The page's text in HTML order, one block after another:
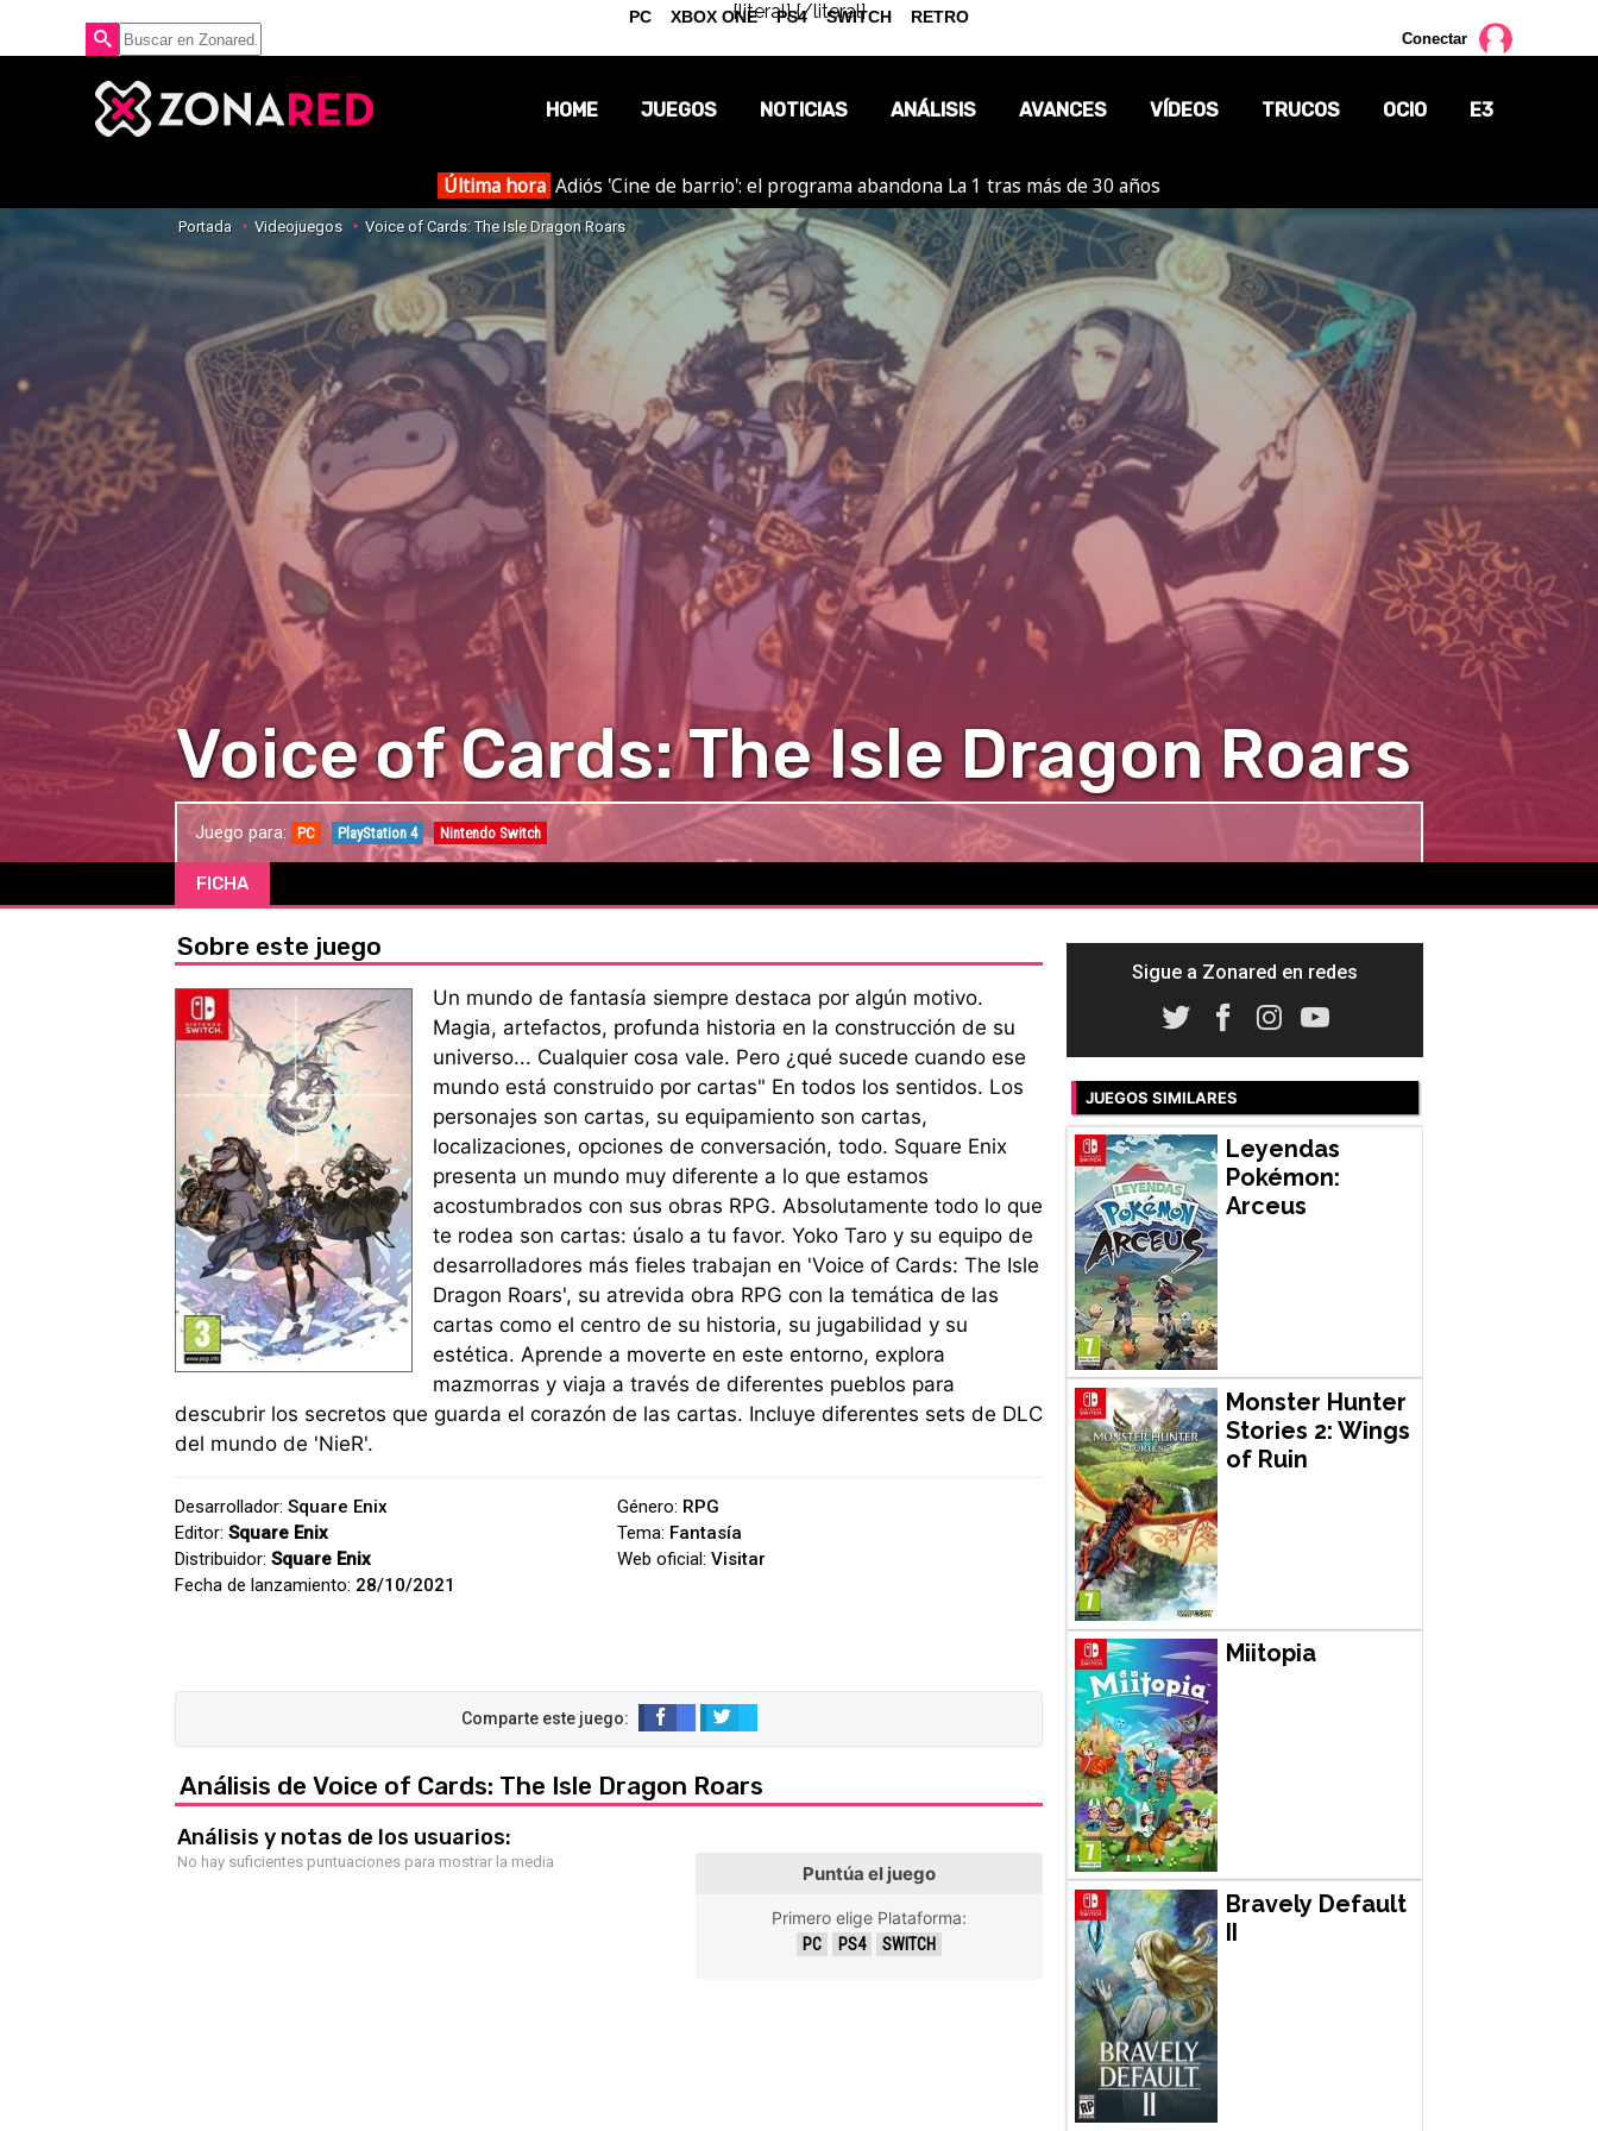
{literal}{/literal}
Conectar
HOME JUEGOS NOTICIAS
OPINIÓN
REPORTAJES
ANÁLISIS AVANCES VÍDEOS TRUCOS OCIO
CÓMICS
MANGA
E3
Última hora Adiós 'Cine de barrio': el programa abandona La 1 tras más de 30 años
Portada Videojuegos Voice of Cards: The Isle Dragon Roars
Voice of Cards: The Isle Dragon Roars
Juego para: PC PlayStation 4 Nintendo Switch
FICHA
Sobre este juego
Un mundo de fantasía siempre destaca por algún motivo.
Magia, artefactos, profunda historia en la construcción de su
universo... Cualquier cosa vale. Pero ¿qué sucede cuando ese
mundo está construido por cartas" En todos los sentidos. Los
personajes son cartas, su equipamiento son cartas,
localizaciones, opciones de conversación, todo. Square Enix
presenta un mundo muy diferente a lo que estamos
acostumbrados con sus obras RPG. Absolutamente todo lo que
te rodea son cartas: úsalo a tu favor. Yoko Taro y su equipo de
desarrolladores más fieles trabajan en 'Voice of Cards: The Isle
Dragon Roars', su atrevida obra RPG con la temática de las
cartas como el centro de su historia, su jugabilidad y su
estética. Aprende a moverte en este entorno, explora
mazmorras y viaja a través de diferentes pueblos para
descubrir los secretos que guarda el corazón de las cartas. Incluye diferentes sets de DLC
del mundo de 'NieR'.
Desarrollador: Square Enix
Editor: Square Enix
Distribuidor: Square Enix
Fecha de lanzamiento: 28/10/2021
Género: RPG
Tema: Fantasía
Web oficial:Visitar
Análisis de Voice of Cards: The Isle Dragon Roars
Análisis y notas de los usuarios:
No hay suficientes puntuaciones para mostrar la media
Puntúa el juego
Primero elige Plataforma:
PC PS4 SWITCH
Sigue a Zonared en redes
JUEGOS SIMILARES
Leyendas
Pokémon:
Arceus
Monster Hunter
Stories 2: Wings
of Ruin
Miitopia
Bravely Default
II
PC XBOX ONE PS4 SWITCH RETRO